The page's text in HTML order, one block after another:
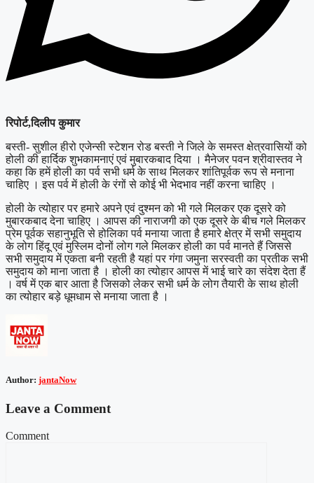
रिपोर्ट,दिलीप कुमार
बस्ती- सुशील हीरो एजेन्सी स्टेशन रोड बस्ती ने जिले के समस्त क्षेत्रवासियों को
होली की हार्दिक शुभकामनाएं एवं मुबारकबाद दिया । मैनेजर पवन श्रीवास्तव ने
कहा कि हमें होली का पर्व सभी धर्म के साथ मिलकर शांतिपूर्वक रूप से मनाना
चाहिए । इस पर्व में होली के रंगों से कोई भी भेदभाव नहीं करना चाहिए ।
होली के त्योहार पर हमारे अपने एवं दुश्मन को भी गले मिलकर एक दूसरे को
मुबारकबाद देना चाहिए । आपस की नाराजगी को एक दूसरे के बीच गले मिलकर
प्रेम पूर्वक सहानुभूति से होलिका पर्व मनाया जाता है हमारे क्षेत्र में सभी समुदाय
के लोग हिंदू एवं मुस्लिम दोनों लोग गले मिलकर होली का पर्व मानते हैं जिससे
सभी समुदाय में एकता बनी रहती है यहां पर गंगा जमुना सरस्वती का प्रतीक सभी
समुदाय को माना जाता है । होली का त्योहार आपस में भाई चारे का संदेश देता हैं
। वर्ष में एक बार आता है जिसको लेकर सभी धर्म के लोग तैयारी के साथ होली
का त्योहार बड़े धूमधाम से मनाया जाता है ।
Author: jantaNow
Leave a Comment
Comment